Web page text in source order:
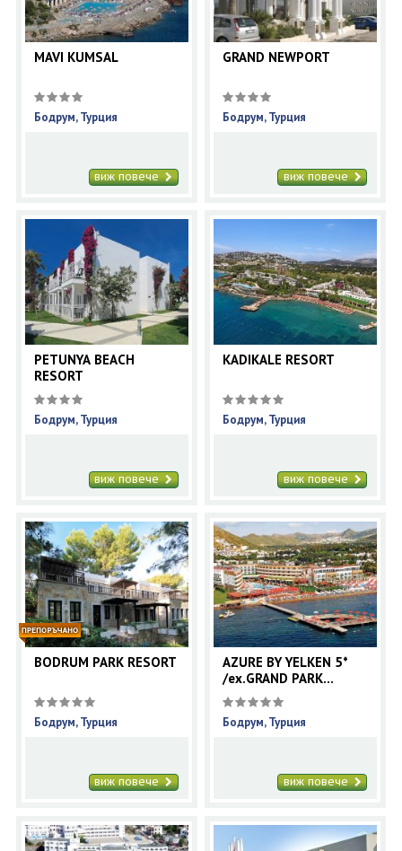
MAVI KUMSAL
Бодрум, Турция
виж повече
GRAND NEWPORT
Бодрум, Турция
виж повече
PETUNYA BEACH
RESORT
Бодрум, Турция
виж повече
KADIKALE RESORT
Бодрум, Турция
виж повече
BODRUM PARK RESORT
Бодрум, Турция
виж повече
AZURE BY YELKEN 5*
/ex.GRAND PARK
BODRUM/
Бодрум, Турция
виж повече